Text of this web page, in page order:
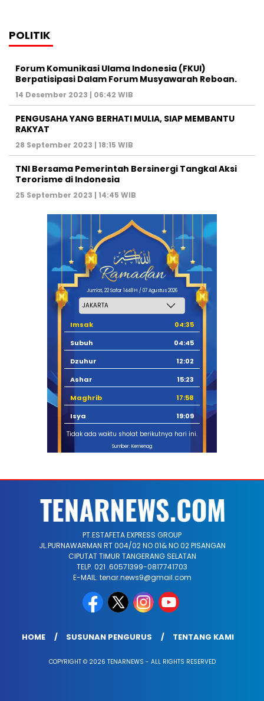
POLITIK
Forum Komunikasi Ulama Indonesia (FKUI)
Berpatisipasi Dalam Forum Musyawarah Reboan.
14 Desember 2023 | 06:42 WIB
PENGUSAHA YANG BERHATI MULIA, SIAP MEMBANTU
RAKYAT
28 September 2023 | 18:15 WIB
TNI Bersama Pemerintah Bersinergi Tangkal Aksi
Terorisme di Indonesia
25 September 2023 | 14:45 WIB
Jum'at, 22 Safar 1448 H / 07 Agustus 2026
Imsak
04:35
Subuh
04:45
Dzuhur
12:02
Ashar
15:23
Maghrib
17:58
Isya
19:09
Tidak ada waktu sholat berikutnya hari ini.
Sumber: Kemenag
PT.ESTAFETA EXPRESS GROUP
JL.PURNAWARMAN RT 004/02 NO 01& NO 02 PISANGAN
CIPUTAT TIMUR TANGERANG SELATAN
TELP. 021 .60571399-0817741703
E-MAIL: tenar.news9@gmail.com
HOME SUSUNAN PENGURUS TENTANG KAMI
COPYRIGHT © 2026 TENARNEWS - ALL RIGHTS RESERVED